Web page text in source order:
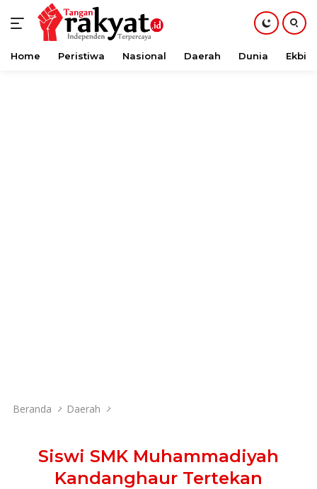
Langsung
Home Peristiwa Nasional Daerah Dunia Ekbis
Beranda Daerah
Siswi SMK Muhammadiyah
Kandanghaur Tertekan